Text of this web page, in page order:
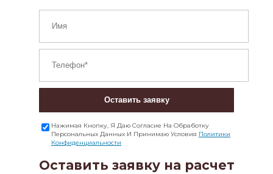
Оставить заявку
Нажимая Кнопку, Я Даю Согласие На Обработку
Персональных Данных И Принимаю Условия Политики
Конфиденциальности
Оставить заявку на расчет